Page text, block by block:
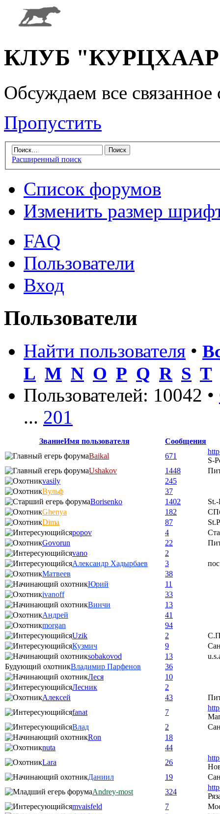
КЛУБ "КУРЦХААР"
Обсуждаем все
Пропустить
Расширенный поиск
Список форумов
Изменить размер
FAQ
Пользователи
Вход
Пользователи
Найти пользователя •
L M N O P Q R S T
Пользователей: 10042 •
... 201
ЗваниеИмя пользователя
Сообщения
Baikal
671
S-
Ushakov
1448
vasily
245
Вульф
37
Borisenko
1402
Ghenya
182
Dima
87
popov
4
Govorun
22
vano
2
Александр Хадырбаев
3
Матвеев
38
Юрий
11
ivanoff
33
Винчи
13
Андрей
41
morgan
94
Uzik
2
Кузмич
9
sobakovod
13
Будующий охотникВладимир Парфенов
36
Леся
10
Лесник
2
Алексей
43
fanat
7
Влад
2
Ron
18
nuta
44
Lara
26
Даниил
19
Andrey-most
324
mvaisfeld
7